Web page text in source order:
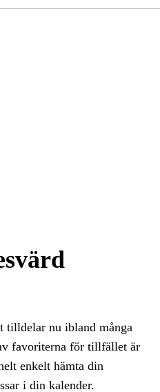
tilldelar nu ibland många
favoriterna för tillfället är
enkelt hämta din
i din kalender.